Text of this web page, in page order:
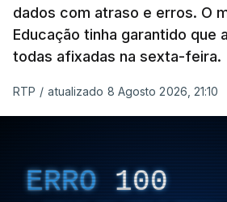
dados com atraso e erros. O
Educação tinha garantido que
todas afixadas na sexta-feira.
RTP / atualizado 8 Agosto 2026, 21:10
ERRO 100